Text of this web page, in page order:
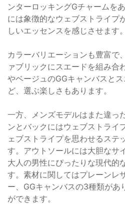
ンターロッキングGチャームを
には象徴的なウェブストライプ
しいエッセンスを感じさせます。
カラーバリエーションも豊富で
ァブリックにスエードを組み合
やベージュのGGキャンバスと
ど、選ぶ楽しさもあります。
一方、メンズモデルはまた違っ
ンとバックにはウェブストライ
ェブストライプを思わせるステ
す。アウトソールには大胆なサ
大人の男性にぴったりな現代的
す。素材に関してはプレーンレ
ー、GGキャンバスの3種類があ
ができます。